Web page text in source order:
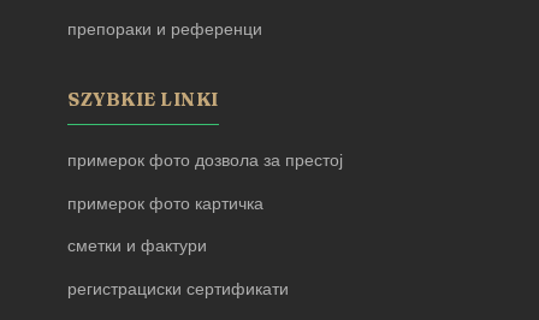
препораки и референци
SZYBKIE LINKI
примерок фото дозвола за престој
примерок фото картичка
сметки и фактури
регистрациски сертификати